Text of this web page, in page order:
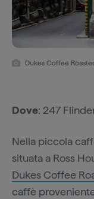
Dukes Coffee
Dove: 247
Nella piccola
situata a Ross
Dukes Coffee
caffè